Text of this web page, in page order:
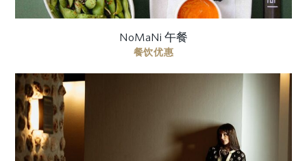
NoMaNi 午餐
餐饮优惠
以专属夜间摄影体验礼赞暮色中的静谧之美。以图